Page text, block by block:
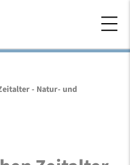
- Natur- und